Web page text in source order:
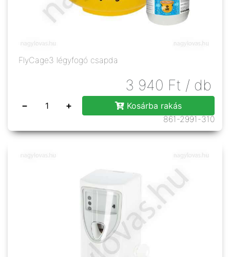
FlyCage3 légyfogó csapda
3 940 Ft / db
− +
Kosárba rakás
861-2991-310